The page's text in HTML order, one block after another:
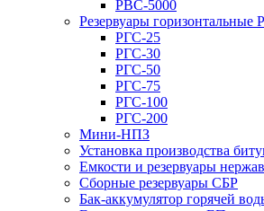
РВС-5000
Резервуары горизонтальные
РГС-25
РГС-30
РГС-50
РГС-75
РГС-100
РГС-200
Мини-НПЗ
Установка производства
Емкости и резервуары
Сборные резервуары СБР
Бак-аккумулятор горячей